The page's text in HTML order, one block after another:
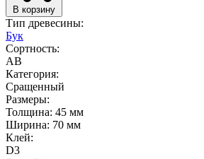
В корзину
Тип древесины:
Бук
Сортность:
AB
Категория:
Сращенный
Размеры:
Толщина: 45 мм
Ширина: 70 мм
Клей:
D3